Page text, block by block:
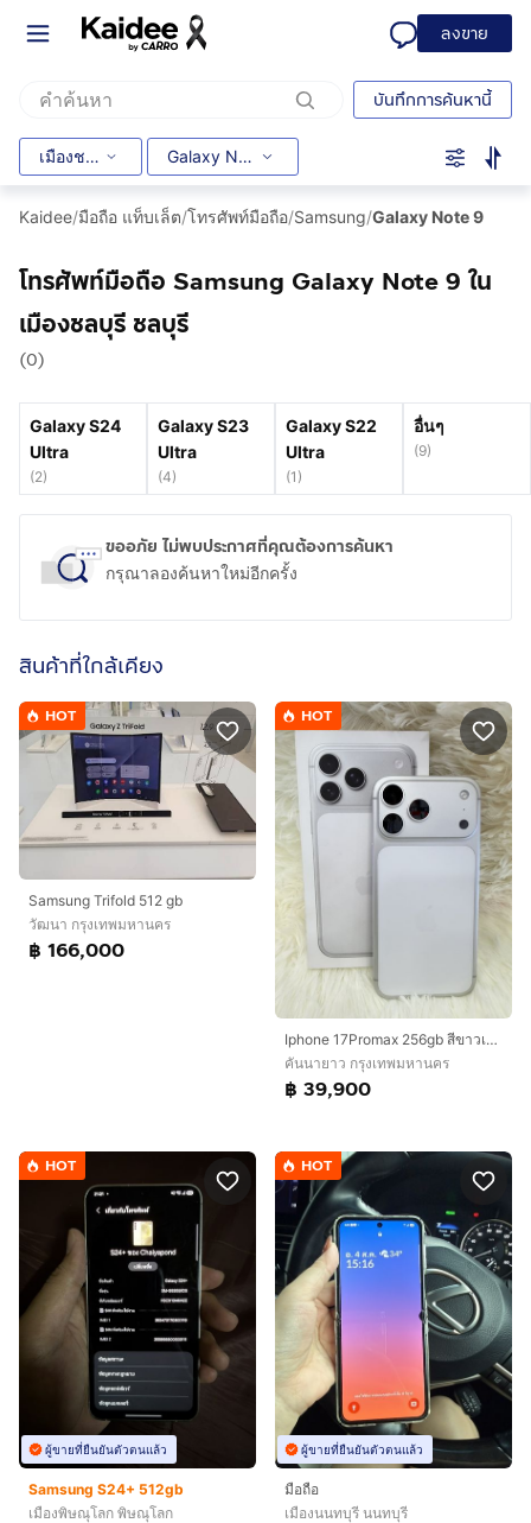
ลงขาย
บันทึกการค้นหานี้
เมืองชลบุรี Galaxy Note 9
Kaidee/มือถือ แท็บเล็ต/โทรศัพท์มือถือ/Samsung/Galaxy Note 9
โทรศัพท์มือถือ Samsung Galaxy Note 9 ใน
เมืองชลบุรี ชลบุรี
(0)
Galaxy S24
Ultra
(2)
Galaxy S23
Ultra
(4)
Galaxy S22
Ultra
(1 )
อื่นๆ
(9)
ขออภัย ไม่พบประกาศที่คุณต้องการค้นหา
กรุณาลองค้นหาใหม่อีกครั้ง
สินค้าที่ใกล้เคียง
HOT
Samsung Trifold 512 gb
วัฒนา กรุงเทพมหานคร
฿ 166,000
HOT
Iphone 17Promax 256gb สีขาวเครื่องสวย ยกกล่อง เดิมๆสุขภาพแบต 94%ประกันเหลือ 30/11/2569อุปกรณ์ สายชาร์จแท้ กล่องเดิมเลขตรงกล่องนัดรับได้ รามอินทรา83 กม8 กม9
คันนายาว กรุงเทพมหานคร
฿ 39,900
HOT
ผู้ขายที่ยืนยันตัวตนแล้ว
Samsung S24+ 512gb
เมืองพิษณุโลก พิษณุโลก
HOT
ผู้ขายที่ยืนยันตัวตนแล้ว
มือถือ
เมืองนนทบุรี นนทบุรี